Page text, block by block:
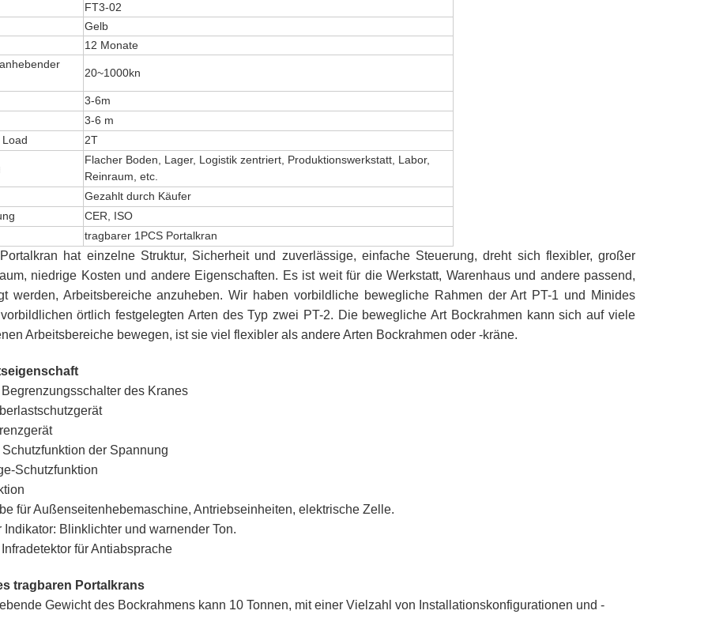
FT3-02
Gelb
12 Monate
20~1000kn
3-6m
3-6 m
2T
Flacher Boden, Lager, Logistik zentriert, Produktionswerkstatt, Labor,
Reinraum, etc.
Gezahlt durch Käufer
CER, ISO
tragbarer 1PCS Portalkran
hat einzelne Struktur, Sicherheit und zuverlässige, einfache Steuerung, dreht sich flexibler, großer
niedrige Kosten und andere Eigenschaften. Es ist weit für die Werkstatt, Warenhaus und andere passend,
werden, Arbeitsbereiche anzuheben. Wir haben vorbildliche bewegliche Rahmen der Art PT-1 und Minides
örtlich festgelegten Arten des Typ zwei PT-2. Die bewegliche Art Bockrahmen kann sich auf viele
Arbeitsbereiche bewegen, ist sie viel flexibler als andere Arten Bockrahmen oder -kräne.
des Kranes
der Spannung
Schutzfunktion
für Außenseitenhebemaschine, Antriebseinheiten, elektrische Zelle.
Indikator: Blinklichter und warnender Ton.
für Antiabsprache
tragbaren Portalkrans
Gewicht des Bockrahmens kann 10 Tonnen, mit einer Vielzahl von Installationskonfigurationen und -